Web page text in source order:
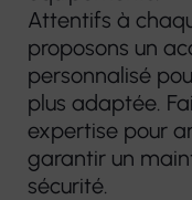
Attentifs à
proposons un
personnalisé
plus adaptée.
expertise pour
garantir un
sécurité.